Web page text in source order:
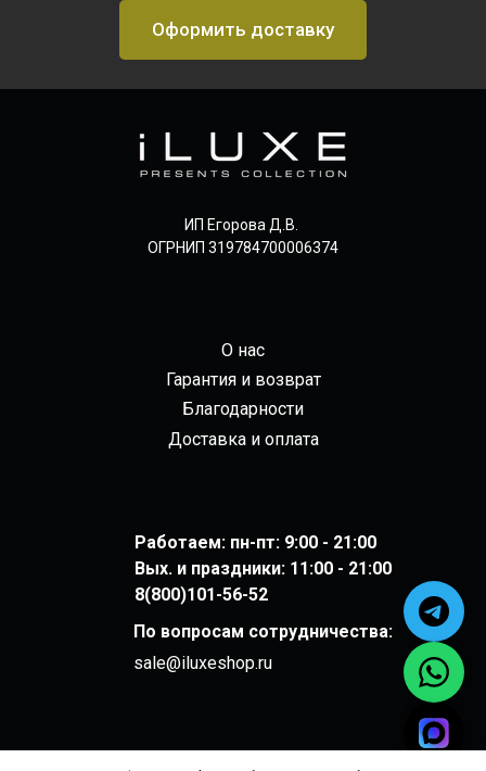
Оформить доставку
ИП Егорова Д.В.
ОГРНИП 319784700006374
О нас
Гарантия и возврат
Благодарности
Доставка и оплата
Работаем: пн-пт: 9:00 - 21:00
Вых. и праздники: 11:00 - 21:00
8(800)101-56-52
По вопросам сотрудничества:
sale@iluxeshop.ru